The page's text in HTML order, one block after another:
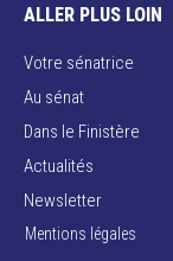
ALLER PLUS LOIN
Votre sénatrice
Au sénat
Dans le Finistère
Actualités
Newsletter
Mentions légales